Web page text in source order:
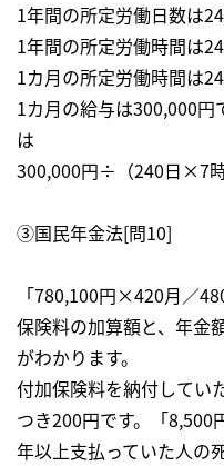
1年間の所定労働日数は
1年間の所定労働時間は
1カ月の所定労働時間は
1カ月の給与は300,000
は
300,000円÷（240日×7
③国民年金法[問10]
「780,100円×420月／
保険料の加算額と、年金
がわかります。
付加保険料を納付してい
つき200円です。「8,500
年以上支払っていた人の